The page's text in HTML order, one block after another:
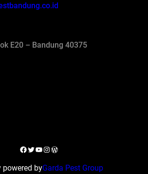
E20 – Bandung 40375
Facebook
Twitter
YouTube
Instagram
WordPress
powered byGarda Pest Group